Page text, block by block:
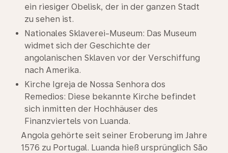
ein riesiger Obelisk, der in der ganzen Stadt
zu sehen ist.
Nationales Sklaverei-Museum: Das Museum
widmet sich der Geschichte der
angolanischen Sklaven vor der Verschiffung
nach Amerika.
Kirche Igreja de Nossa Senhora dos
Remedios: Diese bekannte Kirche befindet
sich inmitten der Hochhäuser des
Finanzviertels von Luanda.
Angola gehörte seit seiner Eroberung im Jahre
1576 zu Portugal. Luanda hieß ursprünglich São